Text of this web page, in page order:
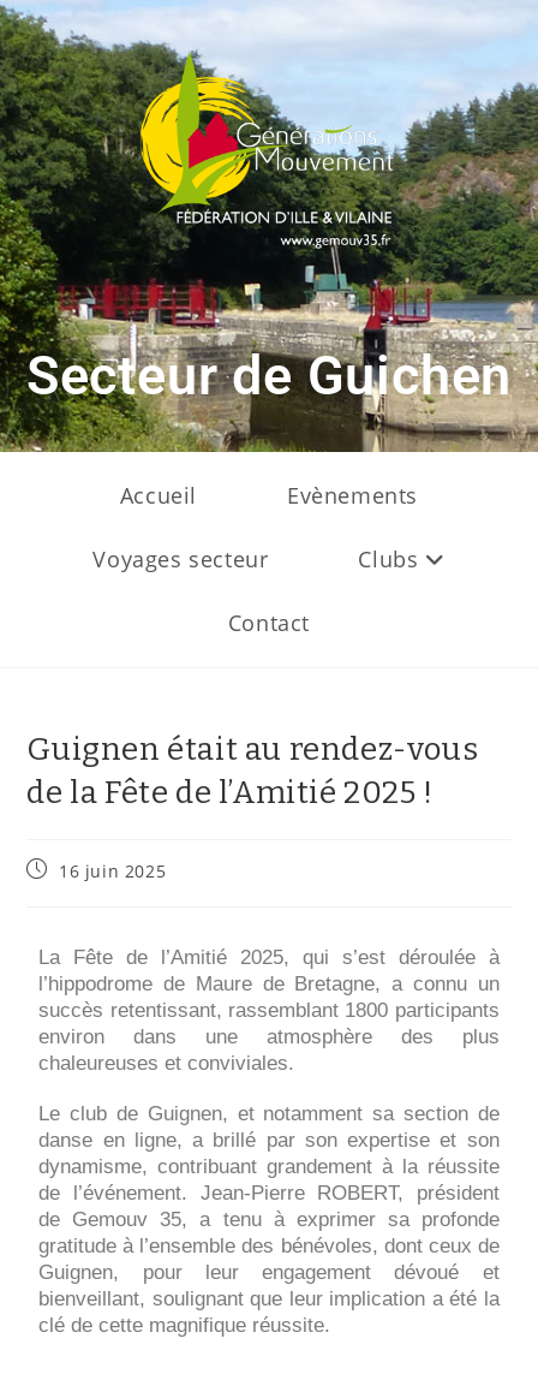
Secteur de Guichen
Accueil Evènements
Voyages secteur Clubs
Contact
Guignen était au rendez-vous
de la Fête de l’Amitié 2025 !
16 juin 2025
La Fête de l’Amitié 2025, qui s’est déroulée à
l’hippodrome de Maure de Bretagne, a connu un
succès retentissant, rassemblant 1800 participants
environ dans une atmosphère des plus
chaleureuses et conviviales.
Le club de Guignen, et notamment sa section de
danse en ligne, a brillé par son expertise et son
dynamisme, contribuant grandement à la réussite
de l’événement. Jean-Pierre ROBERT, président
de Gemouv 35, a tenu à exprimer sa profonde
gratitude à l’ensemble des bénévoles, dont ceux de
Guignen, pour leur engagement dévoué et
bienveillant, soulignant que leur implication a été la
clé de cette magnifique réussite.